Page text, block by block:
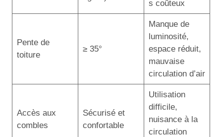
s coûteux
Pente de
toiture
≥ 35°
Manque de
luminosité,
espace réduit,
mauvaise
circulation d’air
Accès aux
combles
Sécurisé et
confortable
Utilisation
difficile,
nuisance à la
circulation